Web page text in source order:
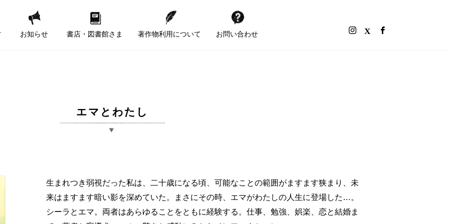
お知らせ 書店・図書館さま 著作物利用について お問い合わせ
エマとわたし
生まれつき弱視だった私は、二十歳になる頃、可能なことの範囲がますます狭まり、未
来はますます暗い影を深めていた。まさにその時、エマがわたしの人生に登場した…。
シーラとエマ。両者はあらゆることをともに経験する。仕事、勉強、娯楽、恋と結婚ま